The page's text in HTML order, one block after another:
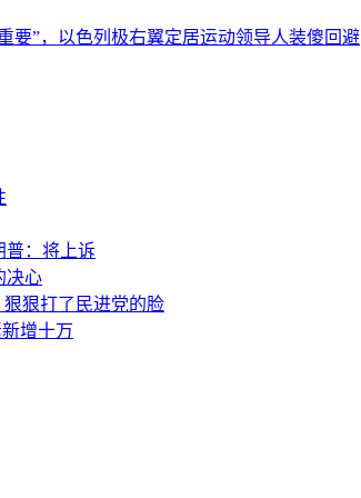
要”，以色列极右翼定居运动领导人装傻回避
普：将上诉
决心
狠打了民进党的脸
增十万